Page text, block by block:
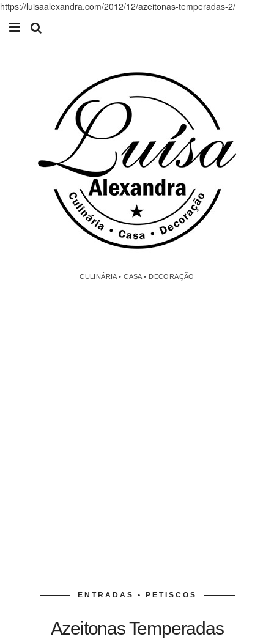
https://luisaalexandra.com/2012/12/azeitonas-temperadas-2/
CULINÁRIA • CASA • DECORAÇÃO
ENTRADAS • PETISCOS
Azeitonas Temperadas